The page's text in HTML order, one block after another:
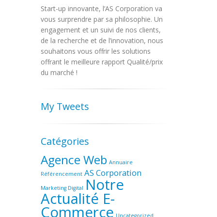
Start-up innovante, l’AS Corporation va
vous surprendre par sa philosophie. Un
engagement et un suivi de nos clients,
de la recherche et de l’innovation, nous
souhaitons vous offrir les solutions
offrant le meilleure rapport Qualité/prix
du marché !
My Tweets
Catégories
Agence Web Annuaire
Référencement AS Corporation
Marketing Digital Notre
Actualité E-
Commerce Uncategorized